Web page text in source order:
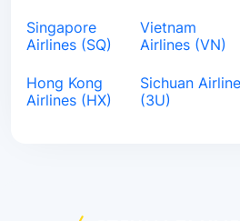
Singapore
Airlines (SQ)
Vietnam
Airlines (VN)
Hong Kong
Airlines (HX)
Sichuan
(3U)